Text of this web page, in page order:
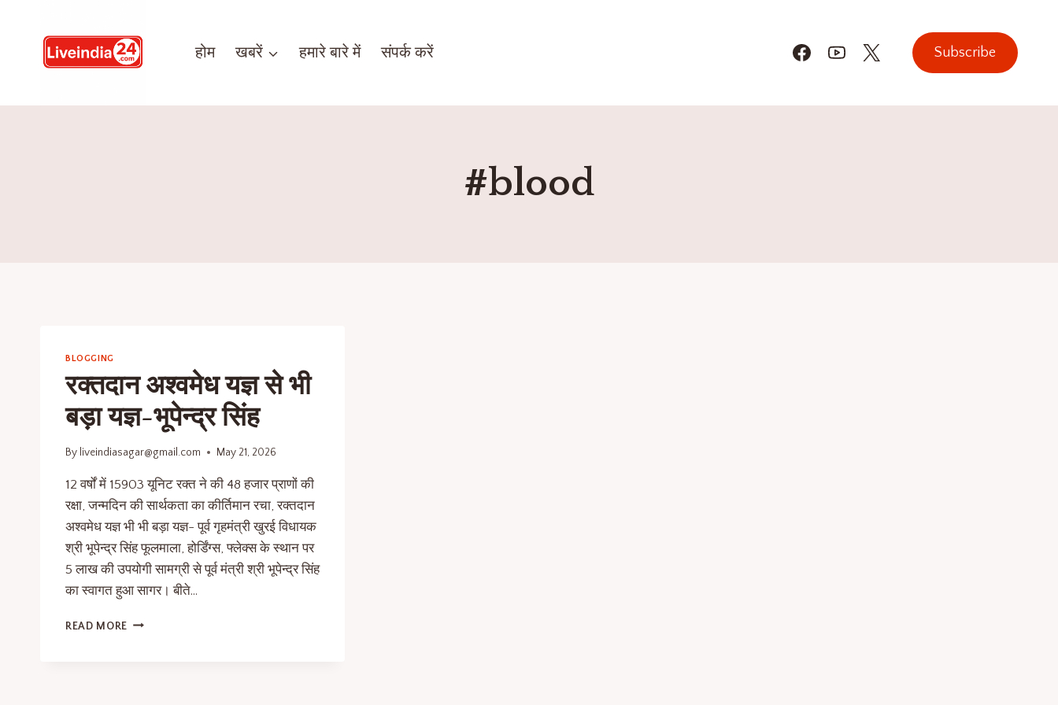
होम खबरें हमारे बारे में संपर्क करें Subscribe
#blood
BLOGGING
रक्तदान अश्वमेध यज्ञ से भी
बड़ा यज्ञ-भूपेन्द्र सिंह
By liveindiasagar@gmail.com May 21, 2026
12 वर्षों में 15903 यूनिट रक्त ने की 48 हजार प्राणों की
रक्षा, जन्मदिन की सार्थकता का कीर्तिमान रचा, रक्तदान
अश्वमेध यज्ञ भी भी बड़ा यज्ञ- पूर्व गृहमंत्री खुरई विधायक
श्री भूपेन्द्र सिंह फूलमाला, होर्डिंग्स, फ्लेक्स के स्थान पर
5 लाख की उपयोगी सामग्री से पूर्व मंत्री श्री भूपेन्द्र सिंह
का स्वागत हुआ सागर। बीते…
READ MORE